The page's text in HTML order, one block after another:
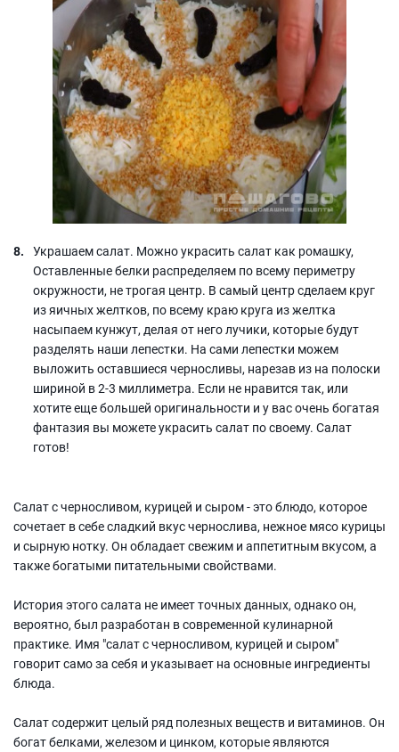
Украшаем салат. Можно украсить салат как ромашку,
Оставленные белки распределяем по всему периметру
окружности, не трогая центр. В самый центр сделаем круг
из яичных желтков, по всему краю круга из желтка
насыпаем кунжут, делая от него лучики, которые будут
разделять наши лепестки. На сами лепестки можем
выложить оставшиеся черносливы, нарезав из на полоски
шириной в 2-3 миллиметра. Если не нравится так, или
хотите еще большей оригинальности и у вас очень богатая
фантазия вы можете украсить салат по своему. Салат
готов!
Салат с черносливом, курицей и сыром - это блюдо, которое
сочетает в себе сладкий вкус чернослива, нежное мясо курицы
и сырную нотку. Он обладает свежим и аппетитным вкусом, а
также богатыми питательными свойствами.
История этого салата не имеет точных данных, однако он,
вероятно, был разработан в современной кулинарной
практике. Имя "салат с черносливом, курицей и сыром"
говорит само за себя и указывает на основные ингредиенты
блюда.
Салат содержит целый ряд полезных веществ и витаминов. Он
богат белками, железом и цинком, которые являются